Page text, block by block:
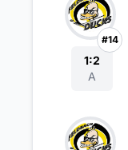
#14
1:2
A